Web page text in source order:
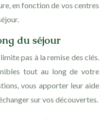
en fonction de vos centres
du séjour
pas à la remise des clés.
tout au long de votre
vous apporter leur aide
sur vos découvertes.